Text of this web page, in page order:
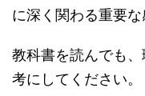
に深く関わる重要な
教科書を読んでも
考にしてください。